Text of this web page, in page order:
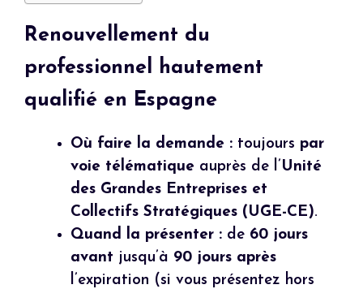
Renouvellement du
professionnel hautement
qualifié en Espagne
Où faire la demande : toujours par
voie télématique auprès de l’ Unité
des Grandes Entreprises et
Collectifs Stratégiques (UGE-CE).
Quand la présenter : de 60 jours
avant jusqu’à 90 jours après
l’expiration (si vous présentez hors